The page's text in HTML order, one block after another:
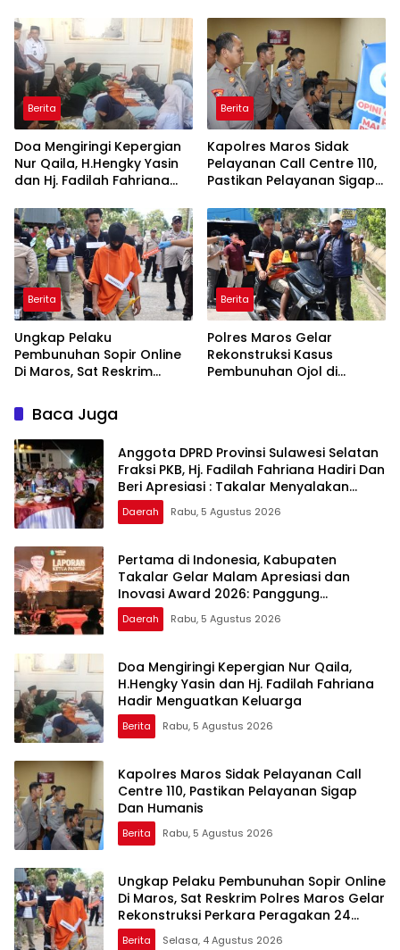
Takalar Menyalakan
Lentera Pengabdian
Melalui Malam Apresiasi
dan Inovasi Award 2026
Panggung Penghargaan
bagi Pelayan Publik
Berprestasi
Berita
Doa Mengiringi Kepergian
Nur Qaila, H.Hengky Yasin
dan Hj. Fadilah Fahriana
Keluarga
Berita
Kapolres Maros Sidak
Pelayanan Call Centre 110,
Pastikan Pelayanan Sigap
Berita
Ungkap Pelaku
Pembunuhan Sopir Online
Di Maros, Sat Reskrim
Rekonstruksi Perkara
Peragakan 24 Adegan
Berita
Polres Maros Gelar
Rekonstruksi Kasus
Pembunuhan Ojol di
Baca Juga
Anggota DPRD Provinsi Sulawesi Selatan
Fraksi PKB, Hj. Fadilah Fahriana Hadiri Dan
Beri Apresiasi : Takalar Menyalakan
Lentera Pengabdian Melalui Malam
Apresiasi dan Inovasi Award 2026
Daerah Rabu, 5 Agustus 2026
Pertama di Indonesia, Kabupaten
Takalar Gelar Malam Apresiasi dan
Inovasi Award 2026: Panggung
Penghargaan bagi Pelayan Publik
Berprestasi
Daerah Rabu, 5 Agustus 2026
Doa Mengiringi Kepergian Nur Qaila,
H.Hengky Yasin dan Hj. Fadilah Fahriana
Hadir Menguatkan Keluarga
Berita Rabu, 5 Agustus 2026
Kapolres Maros Sidak Pelayanan Call
Centre 110, Pastikan Pelayanan Sigap
Dan Humanis
Berita Rabu, 5 Agustus 2026
Ungkap Pelaku Pembunuhan Sopir Online
Di Maros, Sat Reskrim Polres Maros Gelar
Rekonstruksi Perkara Peragakan 24
Adegan
Berita Selasa, 4 Agustus 2026